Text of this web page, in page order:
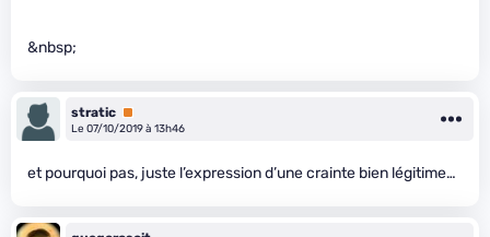
&nbsp;
stratic Premium
Le 07/10/2019 à 13h46
et pourquoi pas, juste l’expression d’une crainte bien légitime…